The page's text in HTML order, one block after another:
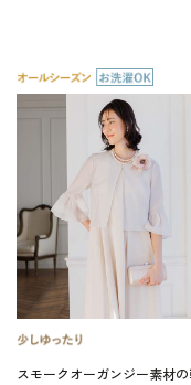
スモークオーガンジー素材